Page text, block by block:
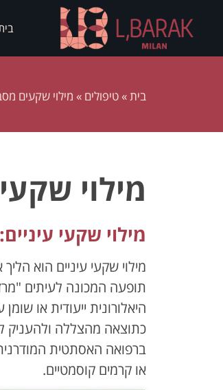
בית»טיפולים » מילוי שקעים
מילוי
מילוי שקעי
מילוי שקעי עיניים הוא
תופעה המכונה לעיתים
היאלורונית ייעודית או
כתוצאה מהצללה ולהעניק
ברפואה האסתטית
או קרמים קוסמטיים.